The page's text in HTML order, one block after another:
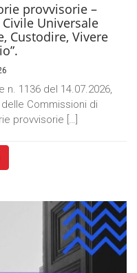
provvisorie –
Universale
Custodire, Vivere
n. 1136 del 14.07.2026,
Commissioni di
provvisorie […]